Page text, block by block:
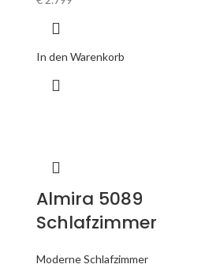
In den Warenkorb
Almira 5089
Schlafzimmer
Moderne Schlafzimmer